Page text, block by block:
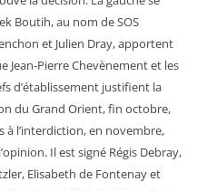
Boutih, au nom de SOS
et Julien Dray, apportent
Jean-Pierre Chevènement et les
d’établissement justifient la
du Grand Orient, fin octobre,
à l’interdiction, en novembre,
Il est signé Régis Debray,
Elisabeth de Fontenay et